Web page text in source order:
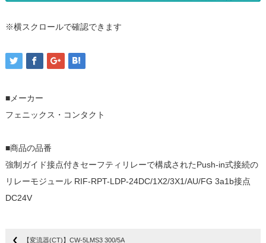
※横スクロールで確認できます
■メーカー
フェニックス・コンタクト
■商品の品番
強制ガイド接点付きセーフティリレーで構成されたPush-in式接続の
リレーモジュール RIF-RPT-LDP-24DC/1X2/3X1/AU/FG 3a1b接点
DC24V
【変流器(CT)】CW-5LMS3 300/5A